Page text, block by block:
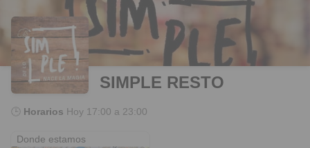
SIMPLE RESTO
🕒 Horarios Hoy 17:00 a 23:00
Donde estamos